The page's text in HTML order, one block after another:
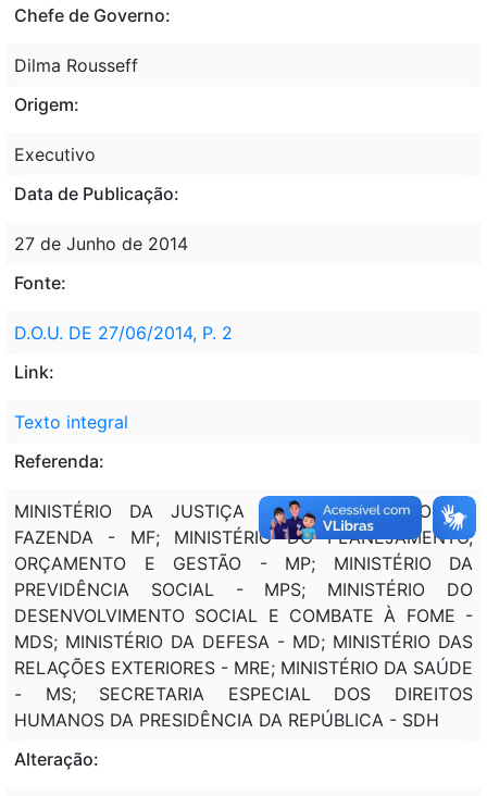
Chefe de Governo:
Dilma Rousseff
Origem:
Executivo
Data de Publicação:
27 de Junho de 2014
Fonte:
D.O.U. DE 27/06/2014, P. 2
Link:
Texto integral
Referenda:
MINISTÉRIO DA JUSTIÇA - MJ; MINISTÉRIO DA
FAZENDA - MF; MINISTÉRIO DO PLANEJAMENTO,
ORÇAMENTO E GESTÃO - MP; MINISTÉRIO DA
PREVIDÊNCIA SOCIAL - MPS; MINISTÉRIO DO
DESENVOLVIMENTO SOCIAL E COMBATE À FOME -
MDS; MINISTÉRIO DA DEFESA - MD; MINISTÉRIO DAS
RELAÇÕES EXTERIORES - MRE; MINISTÉRIO DA SAÚDE
- MS; SECRETARIA ESPECIAL DOS DIREITOS
HUMANOS DA PRESIDÊNCIA DA REPÚBLICA - SDH
Alteração: